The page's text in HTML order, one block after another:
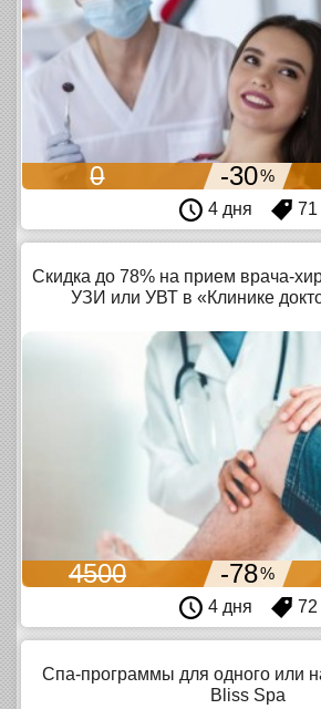
0 -30%
4 дня 71
Скидка до 78% на прием врача-
УЗИ или УВТ в «Клинике
4500 -78%
4 дня 72
Спа-программы для одного или
Bliss Spa